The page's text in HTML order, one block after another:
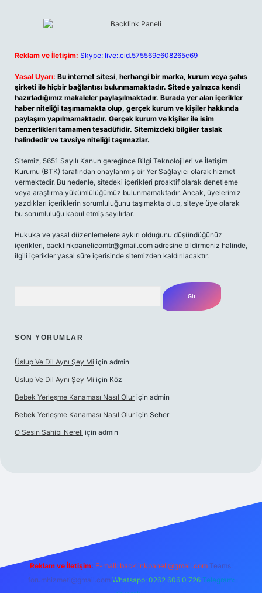
Reklam ve İletişim: Skype: live:.cid.575569c608265c69
Yasal Uyarı: Bu internet sitesi, herhangi bir marka, kurum veya şahıs
şirketi ile hiçbir bağlantısı bulunmamaktadır. Sitede yalnızca kendi
hazırladığımız makaleler paylaşılmaktadır. Burada yer alan içerikler
haber niteliği taşımamakta olup, gerçek kurum ve kişiler hakkında
paylaşım yapılmamaktadır. Gerçek kurum ve kişiler ile isim
benzerlikleri tamamen tesadüfidir. Sitemizdeki bilgiler taslak
halindedir ve tavsiye niteliği taşımazlar.
Sitemiz, 5651 Sayılı Kanun gereğince Bilgi Teknolojileri ve İletişim
Kurumu (BTK) tarafından onaylanmış bir Yer Sağlayıcı olarak hizmet
vermektedir. Bu nedenle, sitedeki içerikleri proaktif olarak denetleme
veya araştırma yükümlülüğümüz bulunmamaktadır. Ancak, üyelerimiz
yazdıkları içeriklerin sorumluluğunu taşımakta olup, siteye üye olarak
bu sorumluluğu kabul etmiş sayılırlar.
Hukuka ve yasal düzenlemelere aykırı olduğunu düşündüğünüz
içerikleri, backlinkpanelicomtr@gmail.com adresine bildirmeniz halinde,
ilgili içerikler yasal süre içerisinde sitemizden kaldırılacaktır.
SON YORUMLAR
Üslup Ve Dil Aynı Şey Mi için admin
Üslup Ve Dil Aynı Şey Mi için Köz
Bebek Yerleşme Kanaması Nasıl Olur için admin
Bebek Yerleşme Kanaması Nasıl Olur için Seher
O Sesin Sahibi Nereli için admin
Reklam ve İletişim: E-mail: backlinkpaneli@gmail.com Teams:
forumhizmeti@gmail.com Whatsapp: 0262 606 0 726 Telegram: